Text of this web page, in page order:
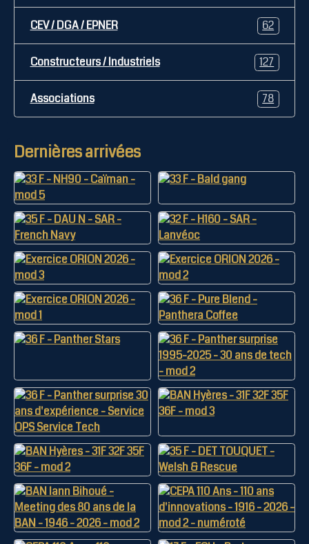
CEV / DGA / EPNER 62
Constructeurs / Industriels 127
Associations 78
Dernières arrivées